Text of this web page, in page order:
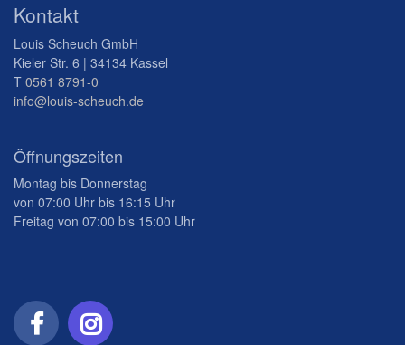
Kontakt
Louis Scheuch GmbH
Kieler Str. 6 | 34134 Kassel
T 0561 8791-0
info@louis-scheuch.de
Öffnungszeiten
Montag bis Donnerstag
von 07:00 Uhr bis 16:15 Uhr
Freitag von 07:00 bis 15:00 Uhr